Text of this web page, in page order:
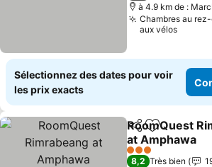
à 4.9 km de :
Chambres au
aux vélos
Sélectionnez des dates pour voir
les prix exacts
PartagerAjouter à
RoomQuest
at Amphawa
Consulter les
3 Étoiles
8,2 Très bien